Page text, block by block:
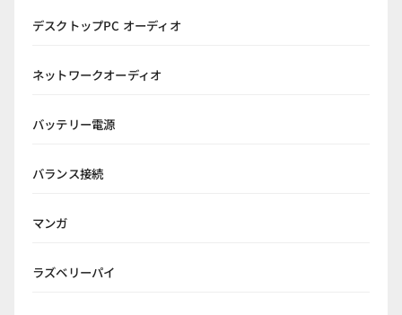
デスクトップPC オーディオ
ネットワークオーディオ
バッテリー電源
バランス接続
マンガ
ラズベリーパイ